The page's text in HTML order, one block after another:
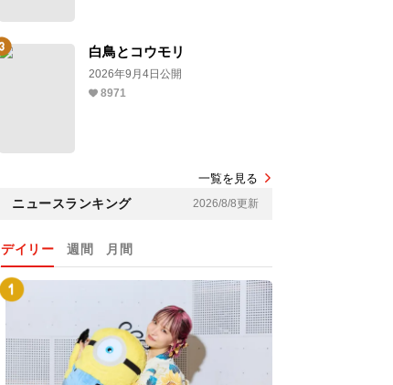
白鳥とコウモリ
2026年9月4日公開
8971
一覧を見る
ニュースランキング 2026/8/8更新
デイリー 週間 月間